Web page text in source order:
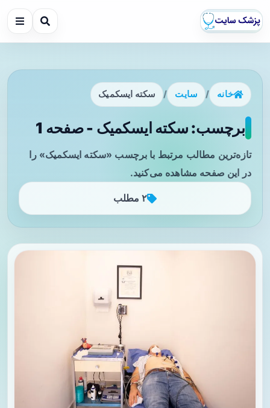
خانه / سایت / سکته ایسکمیک
برچسب: سکته ایسکمیک - صفحه 1
تازه‌ترین مطالب مرتبط با برچسب «سکته ایسکمیک» را
در این صفحه مشاهده می‌کنید.
۲ مطلب